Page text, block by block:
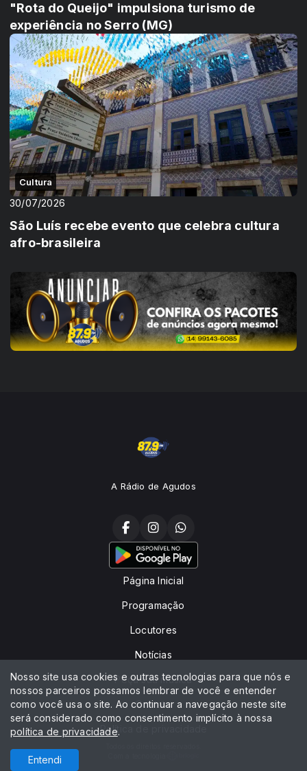
"Rota do Queijo" impulsiona turismo de
experiência no Serro (MG)
Cultura
30/07/2026
São Luís recebe evento que celebra cultura
afro-brasileira
A Rádio de Agudos
Página Inicial
Programação
Locutores
Notícias
Peça sua música
Contato
Política de privacidade
Nosso site usa cookies e outras tecnologias para que nós e
nossos parceiros possamos lembrar de você e entender
como você usa o site. Ao continuar a navegação neste site
será considerado como consentimento implícito à nossa
política de privacidade.
Entendi